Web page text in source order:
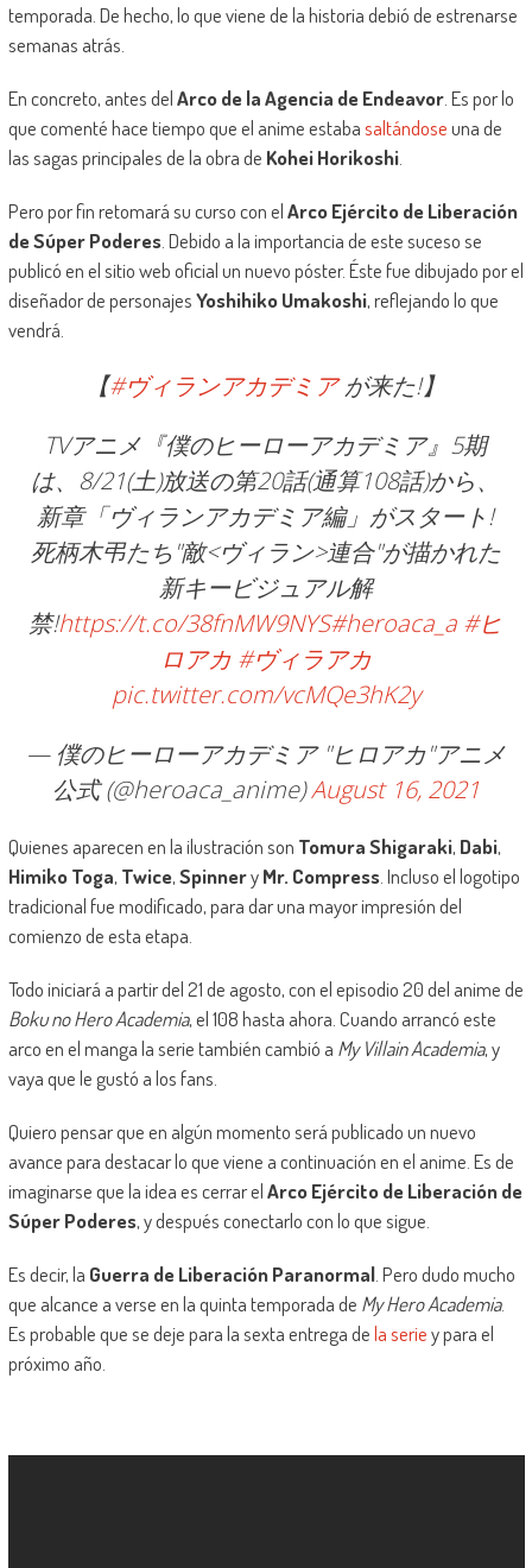
temporada. De hecho, lo que viene de la historia debió de estrenarse
semanas atrás.
En concreto, antes delArco de la Agencia de Endeavor. Es por lo
que comenté hace tiempo que el anime estabasaltándoseuna de
las sagas principales de la obra de Kohei Horikoshi.
Pero por fin retomará su curso con elArco Ejército de Liberación
de Súper Poderes. Debido a la importancia de este suceso se
publicó en el sitio web oficial un nuevo póster. Éste fue dibujado por el
diseñador de personajesYoshihiko Umakoshi, reflejando lo que
vendrá.
【#ヴィランアカデミアが来た!】
TVアニメ『僕のヒーローアカデミア』5期
は、8/21(土)放送の第20話(通算108話)から、
新章「ヴィランアカデミア編」がスタート!
死柄木弔たち"敵<ヴィラン>連合"が描かれた
新キービジュアル解
禁!https://t.co/38fnMW9NYS#heroaca_a #ヒ
ロアカ #ヴィラアカ
pic.twitter.com/vcMQe3hK2y
— 僕のヒーローアカデミア "ヒロアカ"アニメ
公式 (@heroaca_anime)August 16, 2021
Quienes aparecen en la ilustración son Tomura Shigaraki, Dabi,
Himiko Toga, Twice,SpinneryMr. Compress. Incluso el logotipo
tradicional fue modificado, para dar una mayor impresión del
comienzo de esta etapa.
Todo iniciará a partir del 21 de agosto, con el episodio 20 del anime de
Boku no Hero Academia, el 108 hasta ahora. Cuando arrancó este
arco en el manga la serie también cambió a My Villain Academia, y
vaya que le gustó a los fans.
Quiero pensar que en algún momento será publicado un nuevo
avance para destacar lo que viene a continuación en el anime. Es de
imaginarse que la idea es cerrar elArco Ejército de Liberación de
Súper Poderes, y después conectarlo con lo que sigue.
Es decir, la Guerra de Liberación Paranormal. Pero dudo mucho
que alcance a verse en la quinta temporada de My Hero Academia.
Es probable que se deje para la sexta entrega dela seriey para el
próximo año.